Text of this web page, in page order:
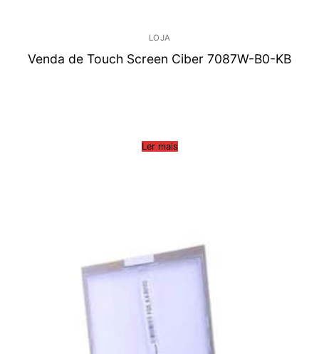
LOJA
Venda de Touch Screen Ciber 7087W-B0-KB
Ler mais